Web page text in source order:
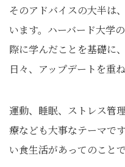
そのアドバイスの大半は
います。ハーバード大学
際に学んだことを基礎に
日々、アップデートを重
運動、睡眠、ストレス管
療なども大事なテーマで
い食生活があってのことで